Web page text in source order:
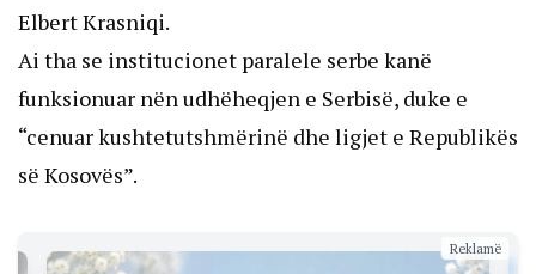
Elbert Krasniqi.
Ai tha se institucionet paralele serbe kanë
funksionuar nën udhëheqjen e Serbisë, duke e
“cenuar kushtetutshmërinë dhe ligjet e Republikës
së Kosovës”.
Reklamë